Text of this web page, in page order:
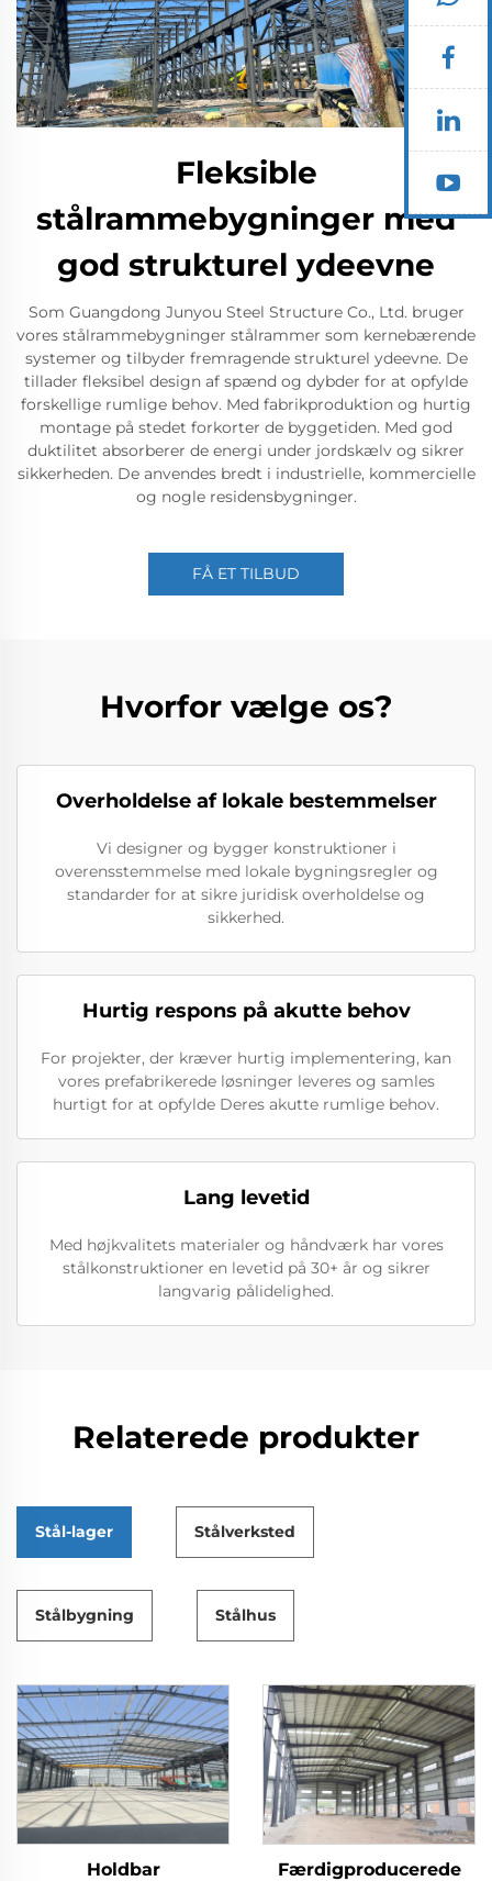
Fleksible
stålrammebygninger med
god strukturel ydeevne
Som Guangdong Junyou Steel Structure Co., Ltd. bruger
vores stålrammebygninger stålrammer som kernebærende
systemer og tilbyder fremragende strukturel ydeevne. De
tillader fleksibel design af spænd og dybder for at opfylde
forskellige rumlige behov. Med fabrikproduktion og hurtig
montage på stedet forkorter de byggetiden. Med god
duktilitet absorberer de energi under jordskælv og sikrer
sikkerheden. De anvendes bredt i industrielle, kommercielle
og nogle residensbygninger.
FÅ ET TILBUD
Hvorfor vælge os?
Overholdelse af lokale bestemmelser
Vi designer og bygger konstruktioner i
overensstemmelse med lokale bygningsregler og
standarder for at sikre juridisk overholdelse og
sikkerhed.
Hurtig respons på akutte behov
For projekter, der kræver hurtig implementering, kan
vores prefabrikerede løsninger leveres og samles
hurtigt for at opfylde Deres akutte rumlige behov.
Lang levetid
Med højkvalitets materialer og håndværk har vores
stålkonstruktioner en levetid på 30+ år og sikrer
langvarig pålidelighed.
Relaterede produkter
Stål-lager Stålverksted
Stålbygning Stålhus
Holdbar
Færdigproducerede